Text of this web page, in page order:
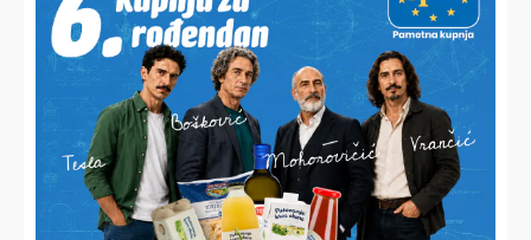
ŠTETA OD NEKOLIKO TISUĆA EURA
U mjesec dana četiri puta mu devastirao klijet, a onda
policija otkrila o komu je riječ